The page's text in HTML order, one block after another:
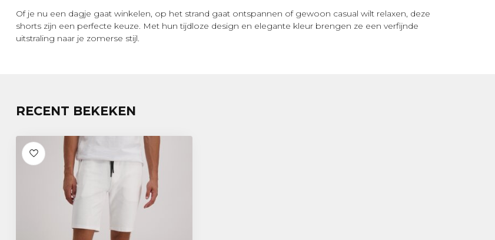
Of je nu een dagje gaat winkelen, op het strand gaat ontspannen of gewoon casual wilt relaxen, deze
shorts zijn een perfecte keuze. Met hun tijdloze design en elegante kleur brengen ze een verfijnde
uitstraling naar je zomerse stijl.
RECENT BEKEKEN